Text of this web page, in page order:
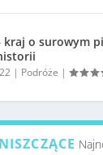
kraj o surowym
| Podróże |